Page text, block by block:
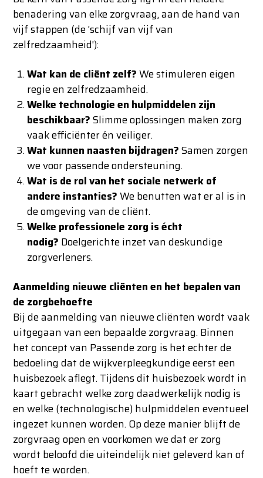
benadering van elke zorgvraag, aan de hand van
vijf stappen (de 'schijf van vijf van
zelfredzaamheid'):
Wat kan de cliënt zelf?We stimuleren eigen
regie en zelfredzaamheid.
Welke technologie en hulpmiddelen zijn
beschikbaar?Slimme oplossingen maken zorg
vaak efficiënter én veiliger.
Wat kunnen naasten bijdragen?Samen zorgen
we voor passende ondersteuning.
Wat is de rol van het sociale netwerk of
andere instanties?We benutten wat er al is in
de omgeving van de cliënt.
Welke professionele zorg is écht
nodig? Doelgerichte inzet van deskundige
zorgverleners.
Aanmelding nieuwe cliënten en het bepalen van
de zorgbehoefte
Bij de aanmelding van nieuwe cliënten wordt vaak
uitgegaan van een bepaalde zorgvraag. Binnen
het concept van Passende zorg is het echter de
bedoeling dat de wijkverpleegkundige eerst een
huisbezoek aflegt. Tijdens dit huisbezoek wordt in
kaart gebracht welke zorg daadwerkelijk nodig is
en welke (technologische) hulpmiddelen eventueel
ingezet kunnen worden. Op deze manier blijft de
zorgvraag open en voorkomen we dat er zorg
wordt beloofd die uiteindelijk niet geleverd kan of
hoeft te worden.